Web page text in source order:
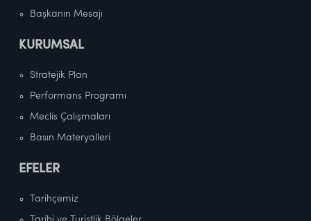
Başkanın Mesajı
KURUMSAL
Stratejik Plan
Performans Programı
Meclis Çalışmaları
Basın Materyalleri
EFELER
Tarihçemiz